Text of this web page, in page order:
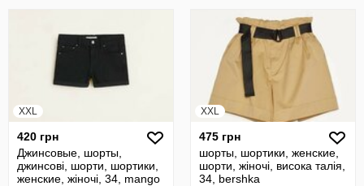
XXL
420 грн
Джинсовые, шорты,
джинсові, шорти, шортики,
женские, жіночі, 34, mango
XXL
475 грн
шорты, шортики, женские,
шорти, жіночі, висока талія,
34, bershka